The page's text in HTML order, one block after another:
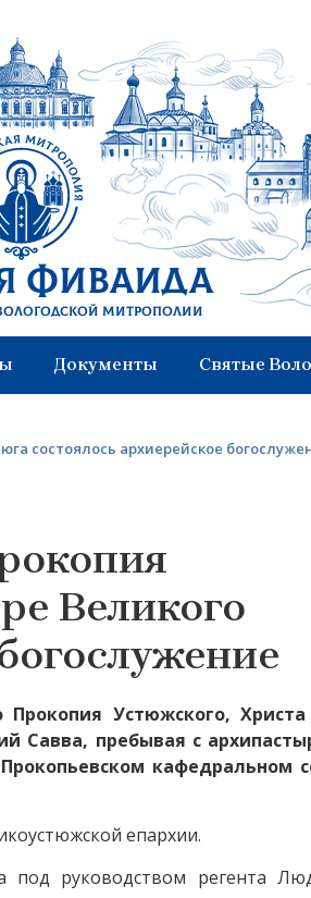
Фиваида
митрополии
Документы Святые
состоялось архиерейское
Великого
Устюжского,
Савва, пребывая с
кафедральном
епархии.
под руководством регента